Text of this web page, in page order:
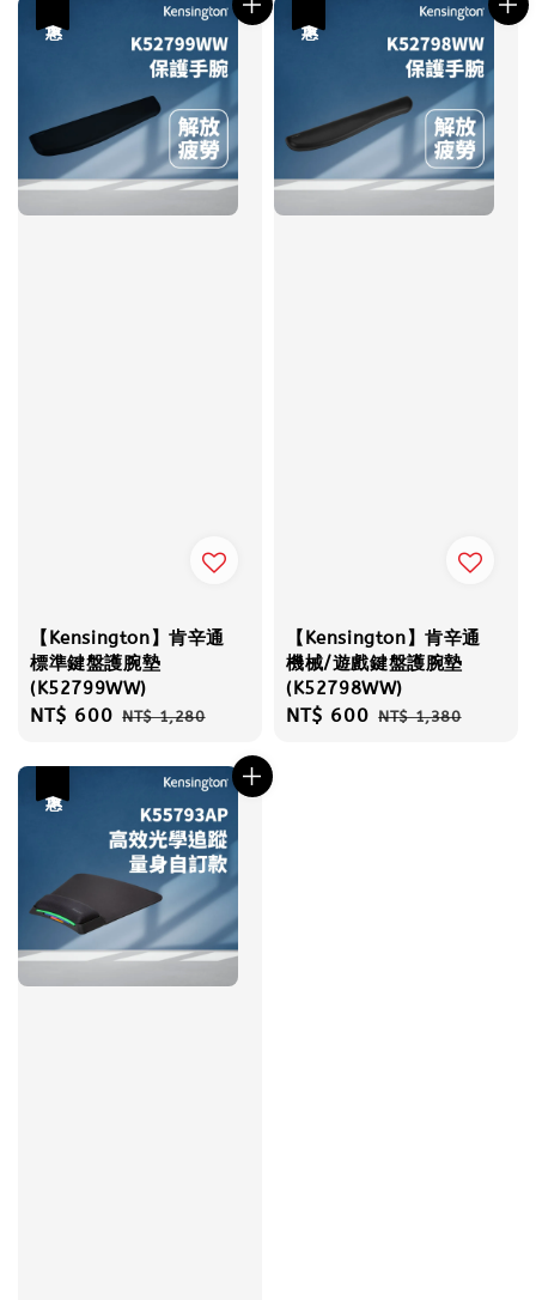
【Kensington】肯辛通
標準鍵盤護腕墊
(K52799WW)
Sale
NT$ 600 Regular
NT$ 1,280
【Kensington】肯辛通
機械/遊戲鍵盤護腕墊
(K52798WW)
Sale
NT$ 600 Regular
NT$ 1,380